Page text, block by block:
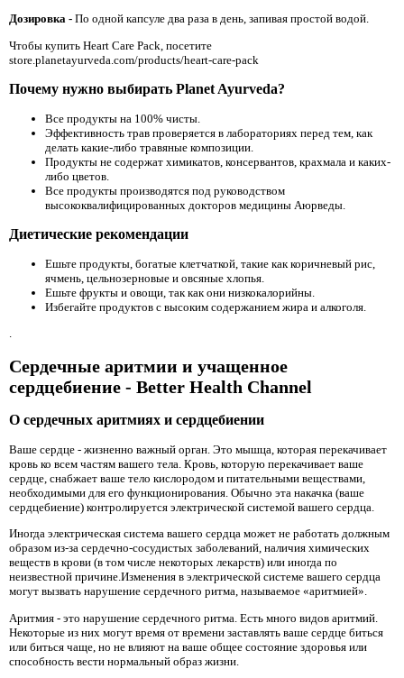
Дозировка - По одной капсуле два раза в день, запивая простой водой.
Чтобы купить Heart Care Pack, посетите
store.planetayurveda.com/products/heart-care-pack
Почему нужно выбирать Planet Ayurveda?
Все продукты на 100% чисты.
Эффективность трав проверяется в лабораториях перед тем, как
делать какие-либо травяные композиции.
Продукты не содержат химикатов, консервантов, крахмала и каких-
либо цветов.
Все продукты производятся под руководством
высококвалифицированных докторов медицины Аюрведы.
Диетические рекомендации
Ешьте продукты, богатые клетчаткой, такие как коричневый рис,
ячмень, цельнозерновые и овсяные хлопья.
Ешьте фрукты и овощи, так как они низкокалорийны.
Избегайте продуктов с высоким содержанием жира и алкоголя.
.
Сердечные аритмии и учащенное
сердцебиение - Better Health Channel
О сердечных аритмиях и сердцебиении
Ваше сердце - жизненно важный орган. Это мышца, которая перекачивает
кровь ко всем частям вашего тела. Кровь, которую перекачивает ваше
сердце, снабжает ваше тело кислородом и питательными веществами,
необходимыми для его функционирования. Обычно эта накачка (ваше
сердцебиение) контролируется электрической системой вашего сердца.
Иногда электрическая система вашего сердца может не работать должным
образом из-за сердечно-сосудистых заболеваний, наличия химических
веществ в крови (в том числе некоторых лекарств) или иногда по
неизвестной причине.Изменения в электрической системе вашего сердца
могут вызвать нарушение сердечного ритма, называемое «аритмией».
Аритмия - это нарушение сердечного ритма. Есть много видов аритмий.
Некоторые из них могут время от времени заставлять ваше сердце биться
или биться чаще, но не влияют на ваше общее состояние здоровья или
способность вести нормальный образ жизни.